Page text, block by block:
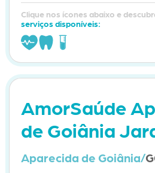
Clique nos ícones abaixo e
serviços disponíveis:
AmorSaúde
de Goiânia
Aparecida de Goiânia/